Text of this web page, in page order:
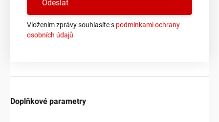
Vložením zprávy souhlasíte s podmínkami ochrany
osobních údajů
Doplňkové parametry